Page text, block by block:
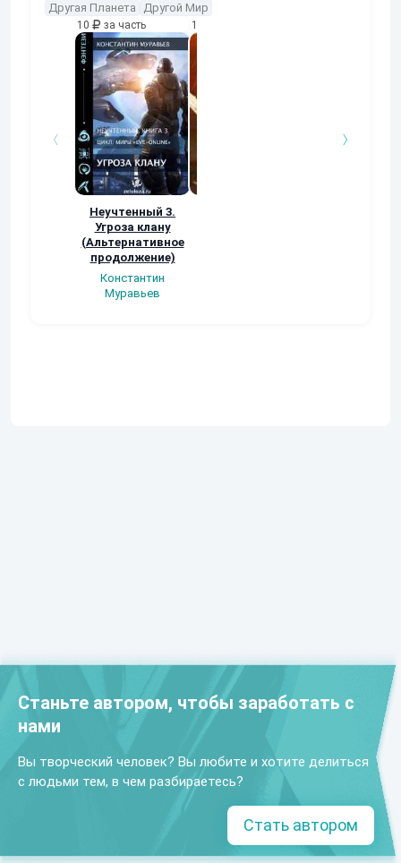
Другая Планета
Другой Мир
10 за часть
Неучтенный 3.
Угроза клану
(Альтернативное
продолжение)
Константин
Муравьев
10
Станьте автором, чтобы заработать с
нами
Вы творческий человек? Вы любите и хотите делиться
с людьми тем, в чем разбираетесь?
Стать автором